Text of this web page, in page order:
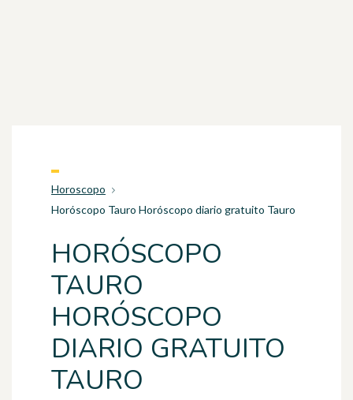
Horoscopo
Horóscopo Tauro Horóscopo diario gratuito Tauro
HORÓSCOPO
TAURO
HORÓSCOPO
DIARIO GRATUITO
TAURO